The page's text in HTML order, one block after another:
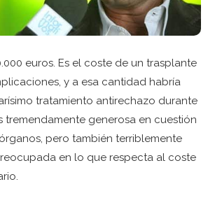
euros. Es el coste de un trasplante
y a esa cantidad habría
tratamiento antirechazo durante
tremendamente generosa en cuestión
pero también terriblemente
en lo que respecta al coste